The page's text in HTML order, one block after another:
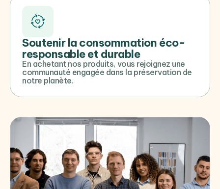
Soutenir la consommation éco-
responsable et durable
En achetant nos produits, vous rejoignez une
communauté engagée dans la préservation de
notre planète.